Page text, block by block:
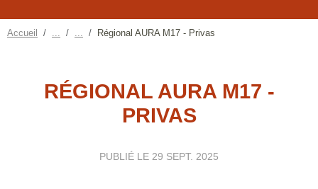
Accueil Régional AURA M17 - Privas
RÉGIONAL AURA M17 -
PRIVAS
PUBLIÉ LE 29 SEPT. 2025